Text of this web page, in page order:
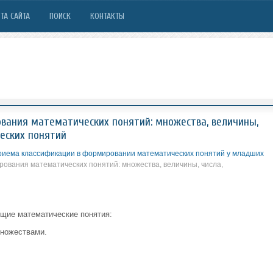
САЙТА ПОИСК КОНТАКТЫ
математических понятий: множества, величины,
понятий
классификации в формировании математических понятий у младших
математических понятий: множества, величины, числа,
математические понятия: